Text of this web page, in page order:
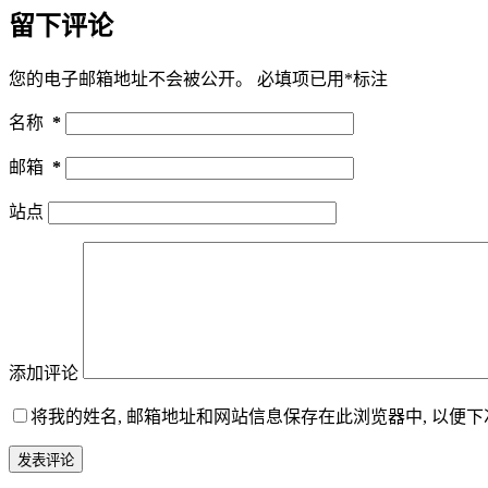
留下评论
您的电子邮箱地址不会被公开。 必填项已用 *标注
名称 *
邮箱 *
站点
添加评论
将我的姓名, 邮箱地址和网站信息保存在此浏览器中, 以便下
发表评论